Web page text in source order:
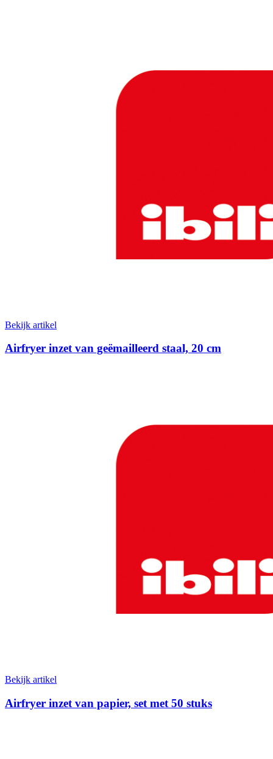
Bekijk artikel
Airfryer inzet van geëmailleerd staal, 20 cm
Bekijk artikel
Airfryer inzet van papier, set met 50 stuks